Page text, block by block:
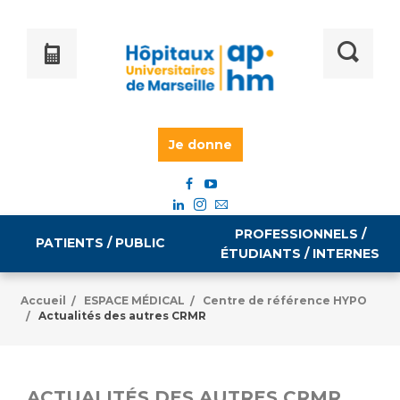
Je donne
PATIENTS / PUBLIC
Informations pratiques
PROFESSIONNELS /
ÉTUDIANTS / INTERNES
Égalité professionnelle
Emploi / formation
Accueil / ESPACE MÉDICAL /
Centre de référence HYPO
/
Actualités des autres CRMR